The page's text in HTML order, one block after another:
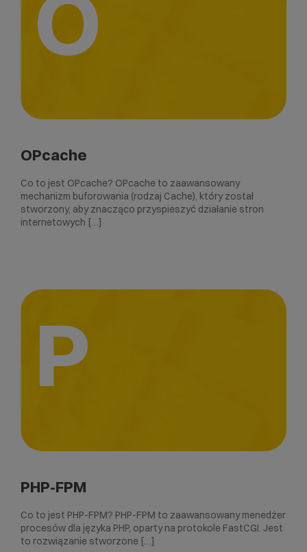
O
OPcache
Co to jest OPcache? OPcache to zaawansowany
mechanizm buforowania (rodzaj Cache), który został
stworzony, aby znacząco przyspieszyć działanie stron
internetowych […]
P
PHP-FPM
Co to jest PHP-FPM? PHP-FPM to zaawansowany menedżer
procesów dla języka PHP, oparty na protokole FastCGI. Jest
to rozwiązanie stworzone […]